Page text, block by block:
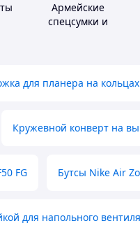
Армейские
спецсумки и
для планера на
Кружевной конверт на
FG Бутсы Nike Air
для напольного